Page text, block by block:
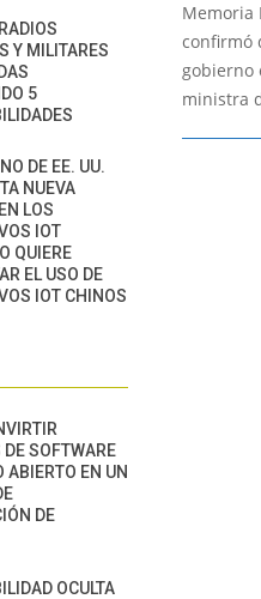
Memoria
confirmó
gobierno
ministra
Y MILITARES
5
DE EE. UU.
NUEVA
LOS
IOT
QUIERE
EL USO DE
IOT CHINOS
DE SOFTWARE
ABIERTO EN UN
DE
OCULTA